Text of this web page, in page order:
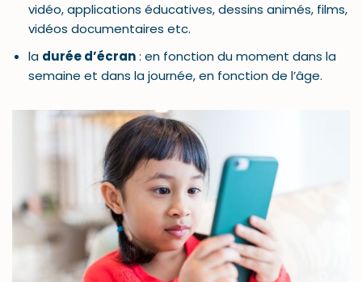
vidéo, applications éducatives, dessins animés, films,
vidéos documentaires etc.
la durée d’écran: en fonction du moment dans la
semaine et dans la journée, en fonction de l’âge.